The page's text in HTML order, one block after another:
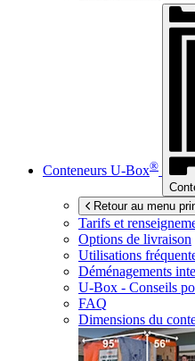
Conteneurs U-Box®
Retour au menu
Tarifs et
Options de livraison
Utilisations
Déménagements
U-Box - Conseils
FAQ
Dimensions du